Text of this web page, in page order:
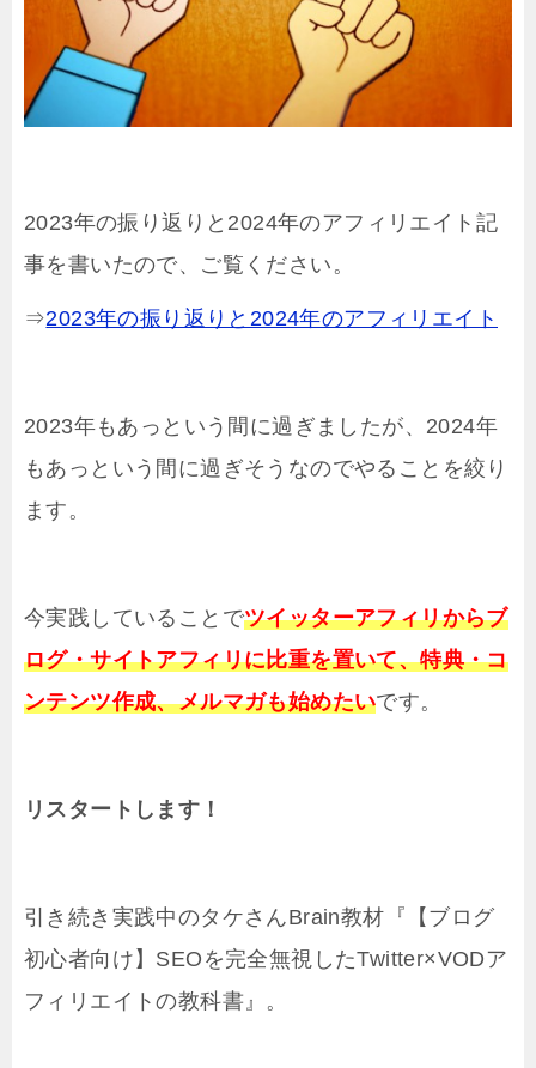
2023年の振り返りと2024年のアフィリエイト記
事を書いたので、ご覧ください。
⇒2023年の振り返りと2024年のアフィリエイト
2023年もあっという間に過ぎましたが、2024年
もあっという間に過ぎそうなのでやることを絞り
ます。
今実践していることでツイッターアフィリからブ
ログ・サイトアフィリに比重を置いて、特典・コ
ンテンツ作成、メルマガも始めたいです。
リスタートします！
引き続き実践中のタケさんBrain教材『【ブログ
初心者向け】SEOを完全無視したTwitter×VODア
フィリエイトの教科書』。